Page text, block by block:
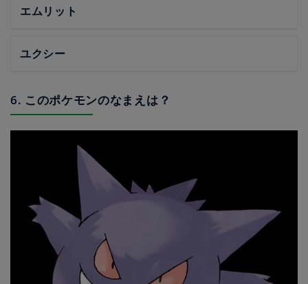
エムリット
ユクシー
6. このポケモンのなまえは？